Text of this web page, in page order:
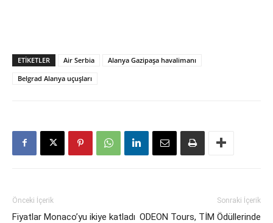
ETIKETLER Air Serbia
Alanya Gazipaşa havalimanı
Belgrad Alanya uçuşları
Önceki İçerik
Fiyatlar Monaco’yu ikiye katladı
Sonraki İçerik
ODEON Tours, TİM Ödüllerinde